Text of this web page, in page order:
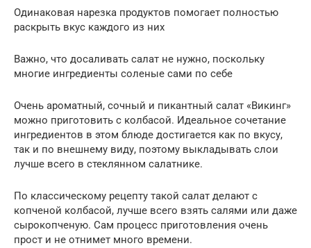
Одинаковая нарезка продуктов помогает полностью
раскрыть вкус каждого из них
Важно, что досаливать салат не нужно, поскольку
многие ингредиенты соленые сами по себе
Очень ароматный, сочный и пикантный салат «Викинг»
можно приготовить с колбасой. Идеальное сочетание
ингредиентов в этом блюде достигается как по вкусу,
так и по внешнему виду, поэтому выкладывать слои
лучше всего в стеклянном салатнике.
По классическому рецепту такой салат делают с
копченой колбасой, лучше всего взять салями или даже
сырокопченую. Сам процесс приготовления очень
прост и не отнимет много времени.